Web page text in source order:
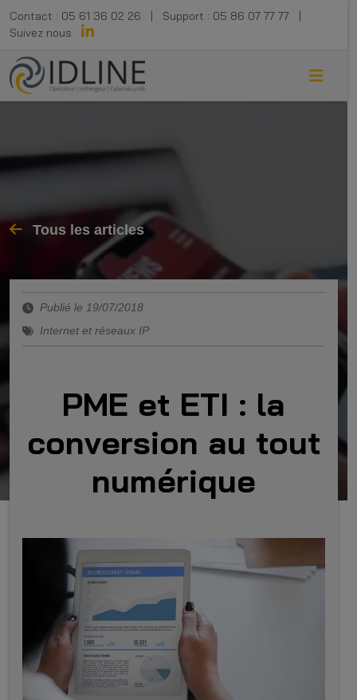
Contact : 05 61 36 02 26 | Support : 05 86 07 77 77
|
Suivez nous
Tous les articles
Publié le 19/07/2018
Internet et réseaux IP
PME et ETI : la
conversion au tout
numérique